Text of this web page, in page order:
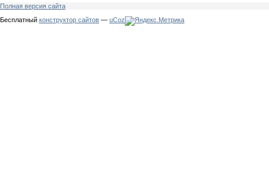
Полная версия сайта
Бесплатный конструктор сайтов — uCoz